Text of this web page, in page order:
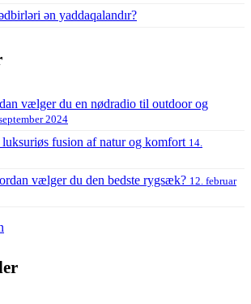
ən yaddaqalandır?
vælger du en nødradio til outdoor og
2024
fusion af natur og komfort 14.
vælger du den bedste rygsæk? 12. februar